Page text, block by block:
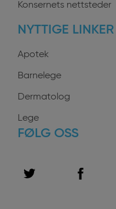
Konsernets nettsteder
NYTTIGE
Apotek
Barnelege
Dermatolog
Lege
FØLG OSS